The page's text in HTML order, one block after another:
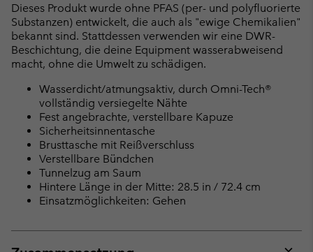
Dieses Produkt wurde ohne PFAS (per- und polyfluorierte
Substanzen) entwickelt, die auch als "ewige Chemikalien"
bekannt sind. Stattdessen verwenden wir eine DWR-
Beschichtung, die deine Equipment wasserabweisend
macht, ohne die Umwelt zu schädigen.
Wasserdicht/atmungsaktiv, durch Omni-Tech®
vollständig versiegelte Nähte
Fest angebrachte, verstellbare Kapuze
Sicherheitsinnentasche
Brusttasche mit Reißverschluss
Verstellbare Bündchen
Tunnelzug am Saum
Hintere Länge in der Mitte: 28.5 in / 72.4 cm
Einsatzmöglichkeiten: Gehen